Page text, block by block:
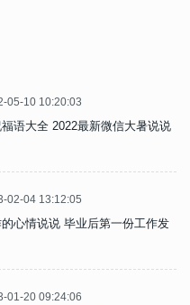
05-10 10:20:03
语大全 2022最新微信大暑说说
02-04 13:12:05
心情说说 毕业后第一份工作发
01-20 09:24:06